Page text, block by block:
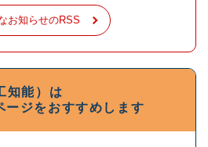
お知らせのRSS
知能）は
ージをおすすめします